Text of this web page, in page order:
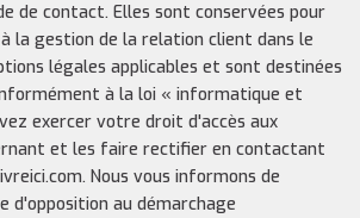
de contact. Elles sont conservées pour
la gestion de la relation client dans le
légales applicables et sont destinées
à la loi « informatique et
exercer votre droit d'accès aux
et les faire rectifier en contactant
Nous vous informons de
d'opposition au démarchage